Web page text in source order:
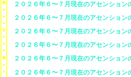
２０２６年６〜７月現在のアセンショ
２０２６年６〜７月現在のアセンショ
２０２６年６〜７月現在のアセンショ
２０２６年６〜７月現在のアセンショ
２０２６年６〜７月現在のアセンショ
２０２６年６〜７月現在のアセンショ